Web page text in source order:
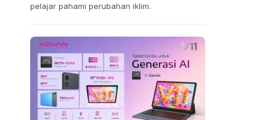
pelajar pahami perubahan iklim.